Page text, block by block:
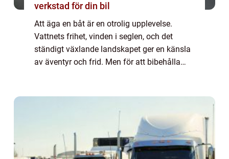
verkstad för din bil
Att äga en båt är en otrolig upplevelse.
Vattnets frihet, vinden i seglen, och det
ständigt växlande landskapet ger en känsla
av äventyr och frid. Men för att bibehålla